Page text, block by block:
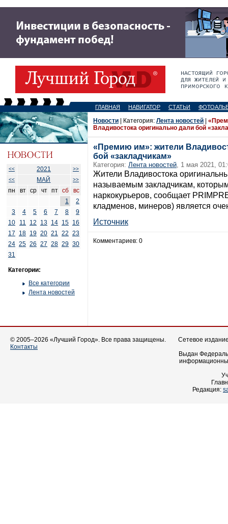
ГЛАВНАЯ НАВИГАТОР СТАТЬИ
<< 2021
>>
<<
МАЙ >>
пн вт ср чт пт сб
вс
1
2
3
4 5 6 7 8
9
10
11 12 13 14 15 16
17
18 19 20 21 22 23
24 25 26 27 28 29 30
31
Категории:
Все категории
Лента новостей
Новости | Категория: Лента новостей
Владивостока оригинально дали бой
«Премию им»: жители
бой «закладчикам»
Категория: Лента новостей, 1 мая 2021,
Жители Владивостока
называемым закладчикам,
наркокурьеров, сообщает
кладменов, минеров) является
Источник
Комментариев: 0
© 2005–2026 «Лучший Город». Все права защищены.
Контакты
Сетевое
Выдан
Редакция: